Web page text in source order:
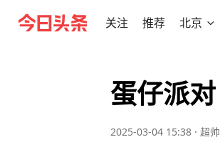
关注 推荐 北京
蛋仔派对
2025-03-04 15:38 · 超